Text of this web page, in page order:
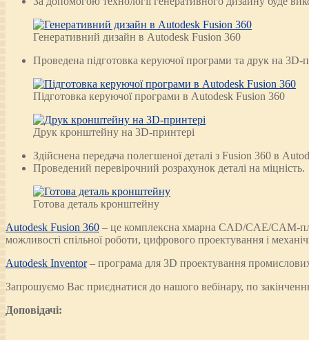
Генеративний дизайн в Autodesk Fusion 360
Проведена підготовка керуючої програми та друк на 3D-
Підготовка керуючої програми в Autodesk Fusion 360
Друк кронштейну на 3D-принтері
Здійснена передача полегшеної деталі з Fusion 360 в
Проведений перевірочний розрахунок деталі на міцність.
Готова деталь кронштейну
Autodesk Fusion 360 – це комплексна хмарна CAD/CAE/CAM-
можливості спільної роботи, цифрового проектування і
Autodesk Inventor– програма для 3D проектування
Запрошуємо Вас приєднатися до нашого вебінару, по
Доповідачі: